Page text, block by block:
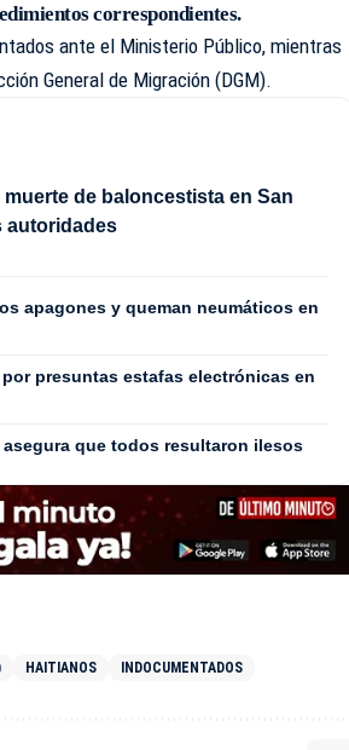
correspondientes.
ante el Ministerio Público, mientras
General de Migración (DGM).
de baloncestista en San
autoridades
apagones y queman neumáticos en
presuntas estafas electrónicas en
que todos resultaron ilesos
HAITIANOS INDOCUMENTADOS